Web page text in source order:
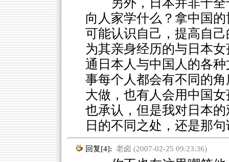
另外，日本并非十
向人家学什么？拿中国
可能认识自己，提高自
为其亲身经历的与日本
通日本人与中国人的各
事每个人都会有不同的
大做，也有人会用中国
也承认，但是我对日本
日的不同之处，还是那
回复[4]: 老卤 (2007-02-25 09:23:36)